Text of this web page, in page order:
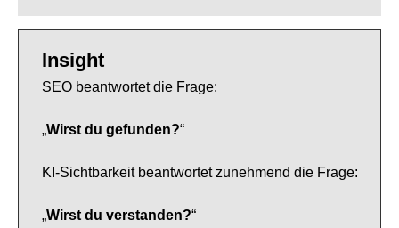
Insight
SEO beantwortet die Frage:
„Wirst du gefunden?“
KI-Sichtbarkeit beantwortet zunehmend die Frage:
„Wirst du verstanden?“